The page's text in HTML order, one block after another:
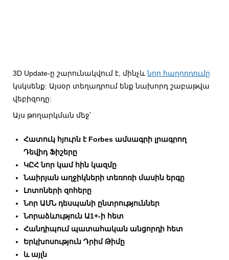
3D Update-ը շարունակվում է, մինչևնոր հաղորդումը
կսկսենք: Այսօր տեղադրում ենք նախորդ շաբաթվա
վեբիզոդը:
Այս թողարկման մեջ՝
Հատուկ հյուրն է Forbes ամսագրի լրագրող
Դեվիդ Ֆիշերը
ԿԸՀ նոր կամ հին կազմը
Նաիրյան աղջիկների տեռոռի մասին երգը
Լոտոների զոհերը
Նոր ԱՄՆ դեսպանի ընտրություններ
Նորաձևություն Ա1+-ի հետ
Հանդիպում պատահական անցորդի հետ
Երկխոսություն Դրիմ Թիմը
և այլն